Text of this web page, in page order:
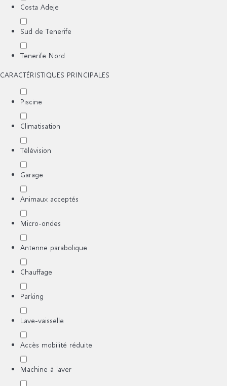
Costa Adeje
Sud de Tenerife
Tenerife Nord
CARACTÉRISTIQUES PRINCIPALES
Piscine
Climatisation
Télévision
Garage
Animaux acceptés
Micro-ondes
Antenne parabolique
Chauffage
Parking
Lave-vaisselle
Accès mobilité réduite
Machine à laver